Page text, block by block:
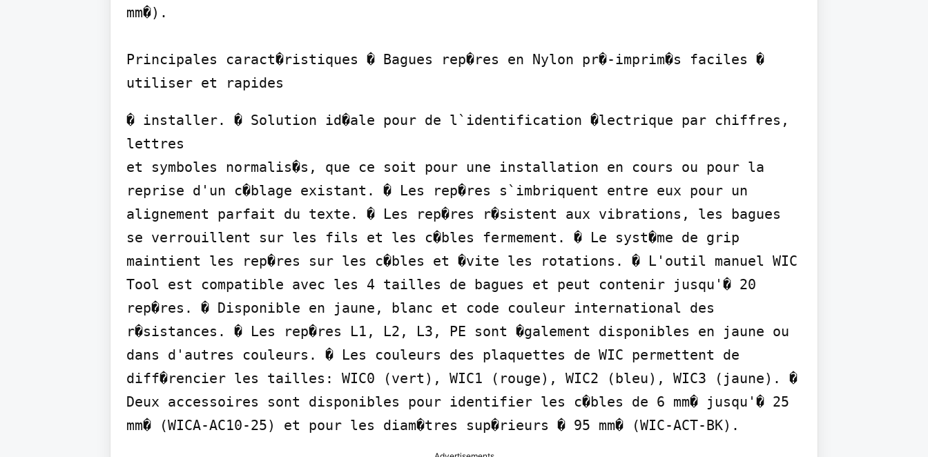
mm�).
Principales caract�ristiques � Bagues rep�res en Nylon pr�-imprim�s faciles �
utiliser et rapides
� installer. � Solution id�ale pour de l`identification �lectrique par chiffres,
lettres
et symboles normalis�s, que ce soit pour une installation en cours ou pour la
reprise d'un c�blage existant. � Les rep�res s`imbriquent entre eux pour un
alignement parfait du texte. � Les rep�res r�sistent aux vibrations, les bagues
se verrouillent sur les fils et les c�bles fermement. � Le syst�me de grip
maintient les rep�res sur les c�bles et �vite les rotations. � L'outil manuel WIC
Tool est compatible avec les 4 tailles de bagues et peut contenir jusqu'� 20
rep�res. � Disponible en jaune, blanc et code couleur international des
r�sistances. � Les rep�res L1, L2, L3, PE sont �galement disponibles en jaune ou
dans d'autres couleurs. � Les couleurs des plaquettes de WIC permettent de
diff�rencier les tailles: WIC0 (vert), WIC1 (rouge), WIC2 (bleu), WIC3 (jaune). �
Deux accessoires sont disponibles pour identifier les c�bles de 6 mm� jusqu'� 25
mm� (WICA-AC10-25) et pour les diam�tres sup�rieurs � 95 mm� (WIC-ACT-BK).